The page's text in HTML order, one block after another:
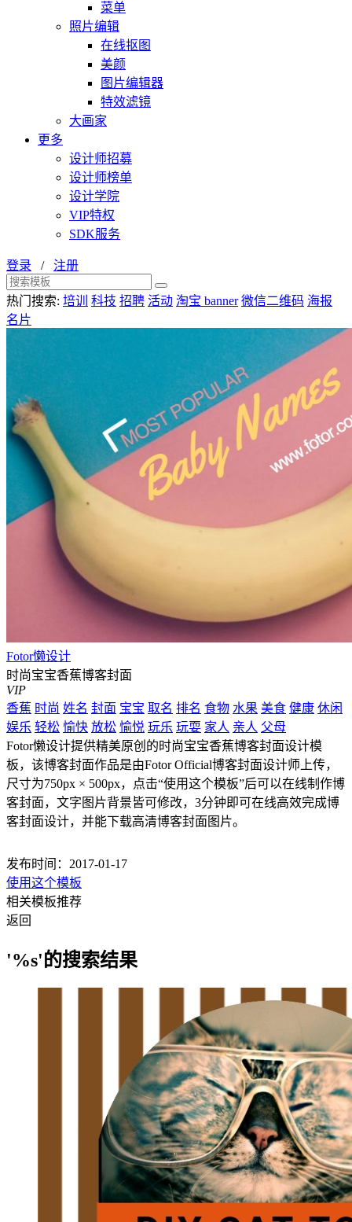
菜单
照片编辑
在线抠图
美颜
图片编辑器
特效滤镜
大画家
更多
设计师招募
设计师榜单
设计学院
VIP特权
SDK服务
登录 / 注册
热门搜索: 培训 科技 招聘 活动 淘宝 banner 微信二维码 海报
名片
Fotor懒设计
时尚宝宝香蕉博客封面
VIP
香蕉 时尚 姓名 封面 宝宝 取名 排名 食物 水果 美食 健康 休闲
娱乐 轻松 愉快 放松 愉悦 玩乐 玩耍 家人 亲人 父母
Fotor懒设计提供精美原创的时尚宝宝香蕉博客封面设计模
板，该博客封面作品是由Fotor Official博客封面设计师上传，
尺寸为750px × 500px，点击“使用这个模板”后可以在线制作博
客封面，文字图片背景皆可修改，3分钟即可在线高效完成博
客封面设计，并能下载高清博客封面图片。
发布时间：2017-01-17
使用这个模板
相关模板推荐
返回
'%s'的搜索结果